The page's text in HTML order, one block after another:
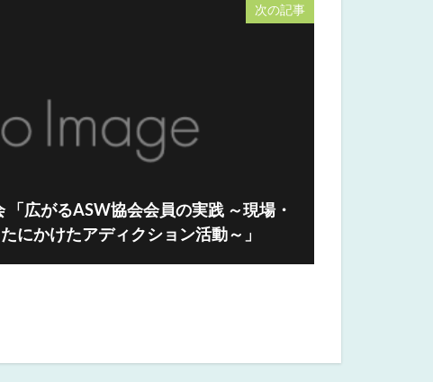
次の記事
「広がるASW協会会員の実践 ～現場・
にかけたアディクション活動～」